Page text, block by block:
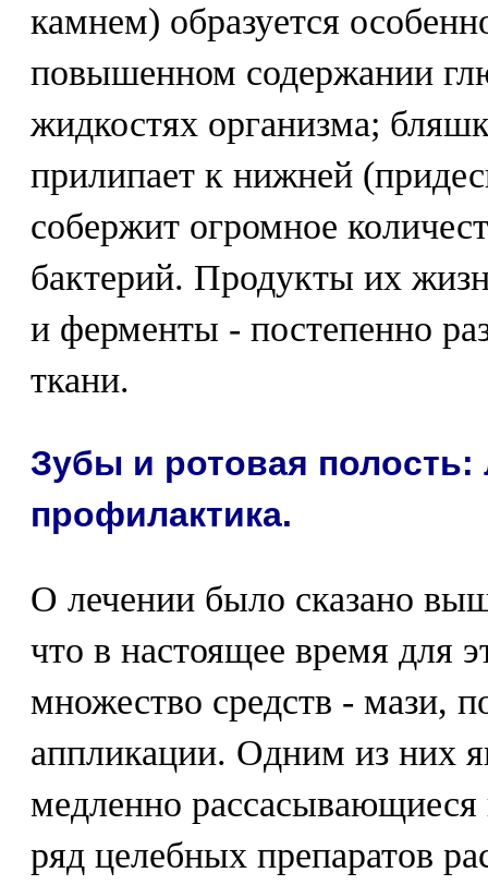
камнем) образуется
повышенном содержании
жидкостях организма;
прилипает к нижней
собержит огромное
бактерий. Продукты их
и ферменты - постепенно
ткани.
Зубы и ротовая полость:
профилактика.
О лечении было сказано
что в настоящее время для
множество средств - мази,
аппликации. Одним из них
медленно
ряд целебных препаратов